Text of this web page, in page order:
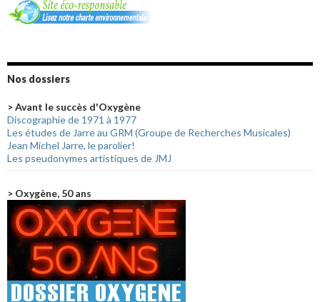
Nos dossiers
> Avant le succès d'Oxygène
Discographie de 1971 à 1977
Les études de Jarre au GRM (Groupe de Recherches Musicales)
Jean Michel Jarre, le parolier!
Les pseudonymes artistiques de JMJ
> Oxygène, 50 ans